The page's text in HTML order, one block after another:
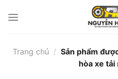
qua
Trang chủ / Sản phẩm
hòa xe tải